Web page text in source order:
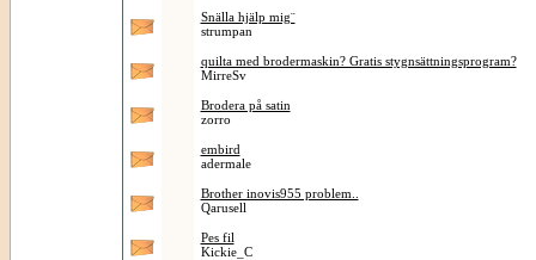
Snälla hjälp mig¨
strumpan
quilta med brodermaskin? Gratis stygnsättningsprogram?
MirreSv
Brodera på satin
zorro
embird
adermale
Brother inovis955 problem..
Qarusell
Pes fil
Kickie_C